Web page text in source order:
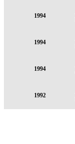
1994
1994
1994
1992